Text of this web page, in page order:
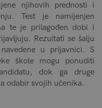
njihovih prednosti i
Test je namijenjen
te je prilagođen dobi i
Rezultati se šalju
u prijavnici. S
škole mogu ponuditi
dok ga druge
odabir svojih učenika.